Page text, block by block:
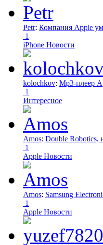
Petr: Компания Apple
1
iPhone Новости
kolochkov: Mp3-плеер
1
Интересное
Amos: Double Robotics,
1
Apple Новости
Amos: Samsung
1
Apple Новости